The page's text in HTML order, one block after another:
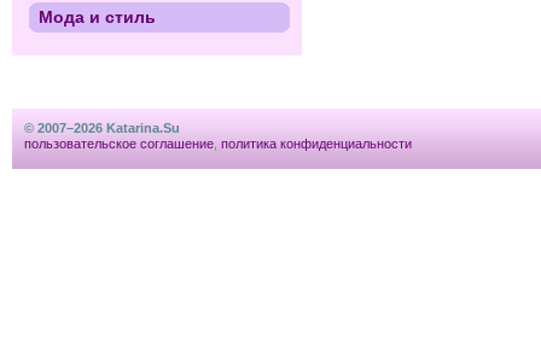
Мода и стиль
© 2007–2026 Katarina.Su
пользовательское соглашение политика конфиденциальности